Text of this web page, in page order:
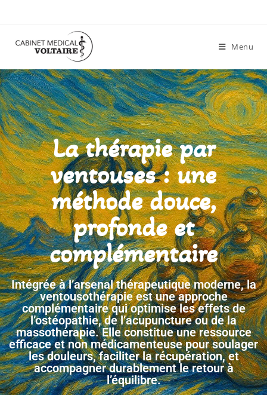
Menu
La thérapie par
ventouses : une
méthode douce,
profonde et
complémentaire
Intégrée à l’arsenal thérapeutique moderne, la
ventousothérapie est une approche
complémentaire qui optimise les effets de
l’ostéopathie, de l’acupuncture ou de la
massothérapie. Elle constitue une ressource
efficace et non médicamenteuse pour soulager
les douleurs, faciliter la récupération, et
accompagner durablement le retour à
l’équilibre.